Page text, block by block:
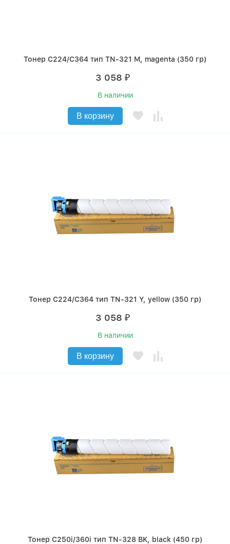
Тонер C224/C364 тип TN-321 M, magenta (350 гр)
3 058 ₽
В наличии
В корзину
Тонер C224/C364 тип TN-321 Y, yellow (350 гр)
3 058 ₽
В наличии
В корзину
Тонер C250i/360i тип TN-328 BK, black (450 гр)